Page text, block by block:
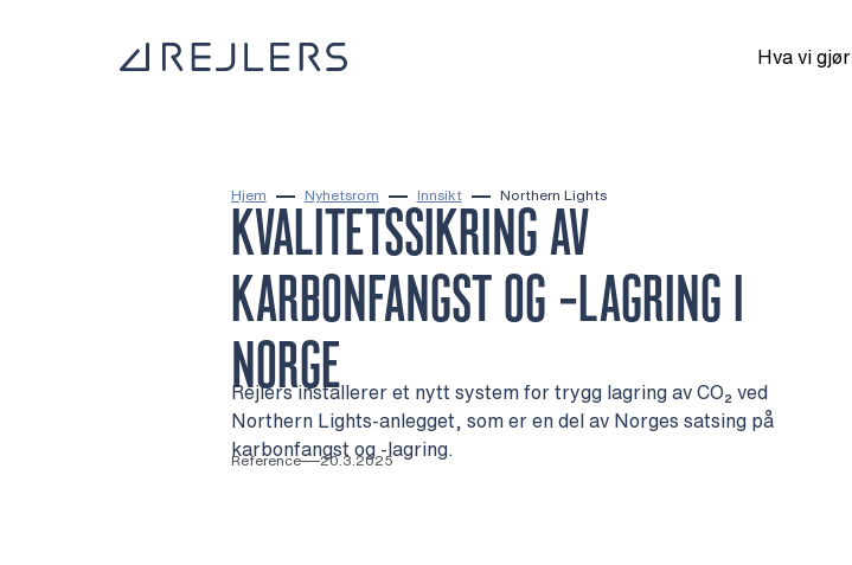
Hva vi gjør
Hjem Nyhetsrom Innsikt Northern Lights
KVALITETSSIKRING AV
KARBONFANGST OG -LAGRING I
NORGE
Rejlers installerer et nytt system for trygg lagring av CO₂ ved
Northern Lights-anlegget, som er en del av Norges satsing på
karbonfangst og -lagring.
Reference 20.3.2025